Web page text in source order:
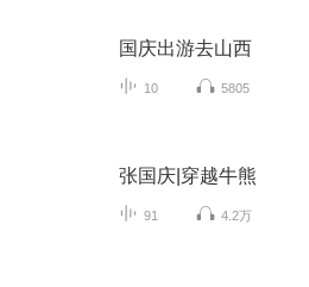
国庆出游去山西
10 5805
张国庆|穿越牛熊
91 4.2万